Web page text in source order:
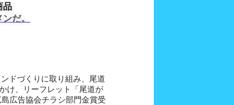
品
だ。
ドづくりに取り組み、尾道
け、リーフレット「尾道が
広告協会チラシ部門金賞受